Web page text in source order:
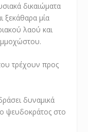
δικαιώματα
ξεκάθαρα μία
λαού και
τρέχουν προς
δυναμικά
ψευδοκράτος στο